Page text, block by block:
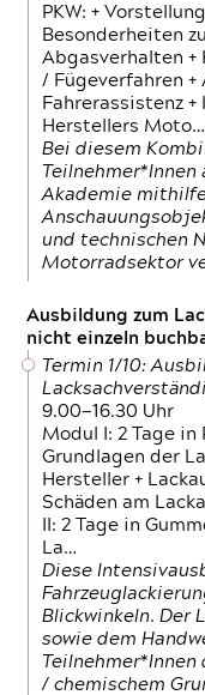
PKW: +
Besonderheiten
Abgasverhalten
/ Fügeverfahren +
Fahrerassistenz
Herstellers Moto…
Bei diesem
Akademie
und technischen
Motorradsektor
Ausbildung zum
nicht einzeln
Termin 1/10:
9.00—16.30 Uhr
Modul I: 2 Tage
Grundlagen der
Hersteller +
Schäden am
II: 2 Tage in
La…
Diese
Blickwinkeln. Der
sowie dem
/ chemischem